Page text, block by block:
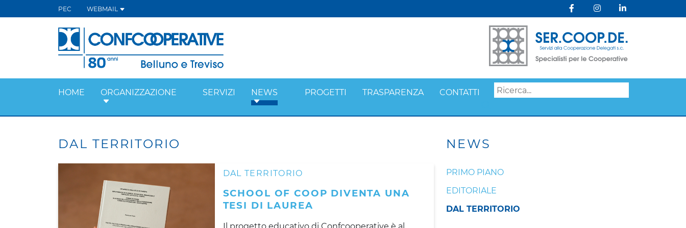
PEC WEBMAIL
HOME ORGANIZZAZIONE SERVIZI NEWS PROGETTI TRASPARENZA
CONTATTI
DAL TERRITORIO
DAL TERRITORIO
SCHOOL OF COOP DIVENTA UNA
TESI DI LAUREA
NEWS
PRIMO PIANO
EDITORIALE
DAL TERRITORIO